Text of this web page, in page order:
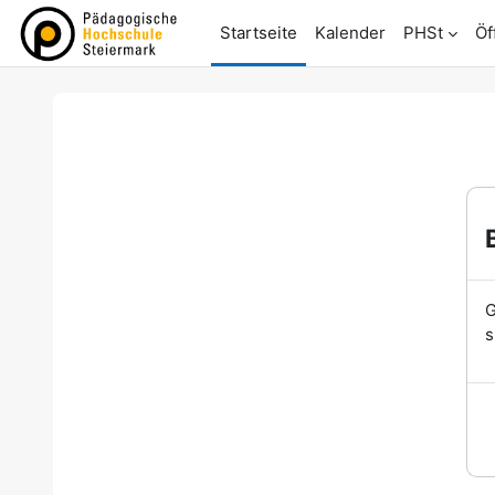
Zum Hauptinhalt
Startseite
Kalender PHSt